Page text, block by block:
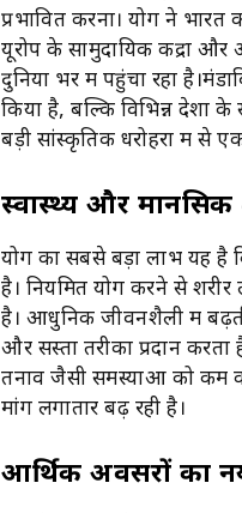
प्रभावित करना। योग ने
यूरोप के सामुदायिक केंद्रों और
दुनिया भर में पहुंचा रहा
किया है, बल्कि विभिन्न देशों
बड़ी सांस्कृतिक धरोहरों में से
स्वास्थ्य और
योग का सबसे बड़ा लाभ यह है
है। नियमित योग करने से
है। आधुनिक जीवनशैली में
और सस्ता तरीका प्रदान
तनाव जैसी समस्याओं को कम
मांग लगातार बढ़ रही है।
आर्थिक अवसरों का